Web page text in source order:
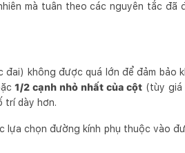
mà tuân theo các nguyên tắc đã
không được quá lớn để đảm bảo
1/2 cạnh nhỏ nhất của cột (tùy giá
trí dày hơn.
lựa chọn đường kính phụ thuộc vào